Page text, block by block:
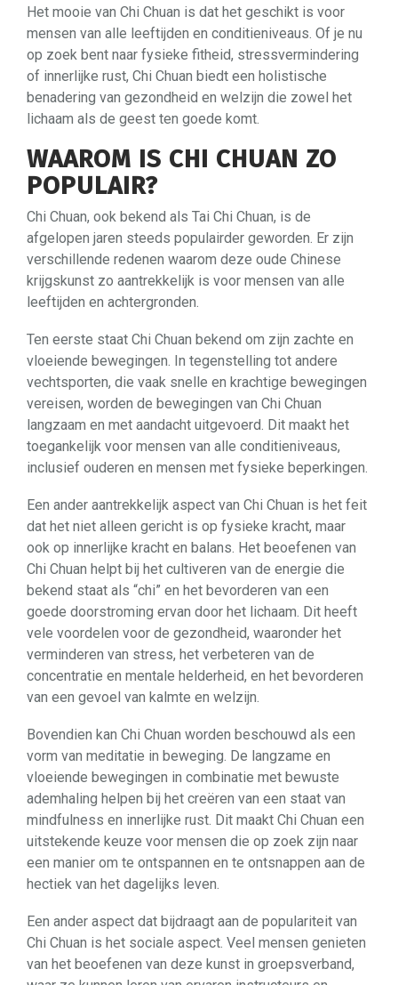
Het mooie van Chi Chuan is dat het geschikt is voor
mensen van alle leeftijden en conditieniveaus. Of je nu
op zoek bent naar fysieke fitheid, stressvermindering
of innerlijke rust, Chi Chuan biedt een holistische
benadering van gezondheid en welzijn die zowel het
lichaam als de geest ten goede komt.
WAAROM IS CHI CHUAN ZO
POPULAIR?
Chi Chuan, ook bekend als Tai Chi Chuan, is de
afgelopen jaren steeds populairder geworden. Er zijn
verschillende redenen waarom deze oude Chinese
krijgskunst zo aantrekkelijk is voor mensen van alle
leeftijden en achtergronden.
Ten eerste staat Chi Chuan bekend om zijn zachte en
vloeiende bewegingen. In tegenstelling tot andere
vechtsporten, die vaak snelle en krachtige bewegingen
vereisen, worden de bewegingen van Chi Chuan
langzaam en met aandacht uitgevoerd. Dit maakt het
toegankelijk voor mensen van alle conditieniveaus,
inclusief ouderen en mensen met fysieke beperkingen.
Een ander aantrekkelijk aspect van Chi Chuan is het feit
dat het niet alleen gericht is op fysieke kracht, maar
ook op innerlijke kracht en balans. Het beoefenen van
Chi Chuan helpt bij het cultiveren van de energie die
bekend staat als “chi” en het bevorderen van een
goede doorstroming ervan door het lichaam. Dit heeft
vele voordelen voor de gezondheid, waaronder het
verminderen van stress, het verbeteren van de
concentratie en mentale helderheid, en het bevorderen
van een gevoel van kalmte en welzijn.
Bovendien kan Chi Chuan worden beschouwd als een
vorm van meditatie in beweging. De langzame en
vloeiende bewegingen in combinatie met bewuste
ademhaling helpen bij het creëren van een staat van
mindfulness en innerlijke rust. Dit maakt Chi Chuan een
uitstekende keuze voor mensen die op zoek zijn naar
een manier om te ontspannen en te ontsnappen aan de
hectiek van het dagelijks leven.
Een ander aspect dat bijdraagt ​​aan de populariteit van
Chi Chuan is het sociale aspect. Veel mensen genieten
van het beoefenen van deze kunst in groepsverband,